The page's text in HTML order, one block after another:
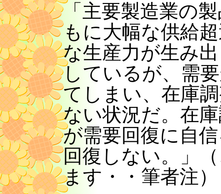
「主要製造業の
もに大幅な供給
な生産力が生み
しているが、需
てしまい、在庫
ない状況だ。在
が需要回復に自
回復しない。」
ます・・筆者注）